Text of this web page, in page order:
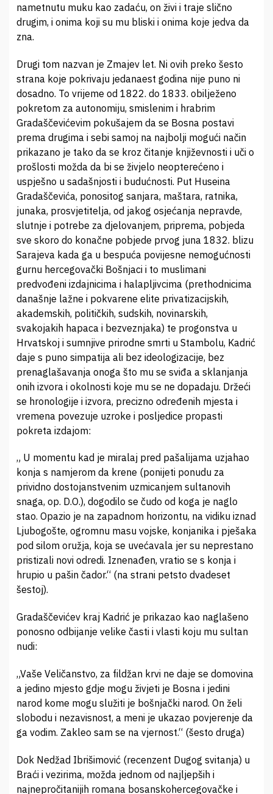
nametnutu muku kao zadaću, on živi i traje slično
drugim, i onima koji su mu bliski i onima koje jedva da
zna.
Drugi tom nazvan je Zmajev let. Ni ovih preko šesto
strana koje pokrivaju jedanaest godina nije puno ni
dosadno. To vrijeme od 1822. do 1833. obilježeno
pokretom za autonomiju, smislenim i hrabrim
Gradaščevićevim pokušajem da se Bosna postavi
prema drugima i sebi samoj na najbolji mogući način
prikazano je tako da se kroz čitanje književnosti i uči o
prošlosti možda da bi se živjelo neopterećeno i
uspješno u sadašnjosti i budućnosti. Put Huseina
Gradaščevića, ponositog sanjara, maštara, ratnika,
junaka, prosvjetitelja, od jakog osjećanja nepravde,
slutnje i potrebe za djelovanjem, priprema, pobjeda
sve skoro do konačne pobjede prvog juna 1832. blizu
Sarajeva kada ga u bespuća povijesne nemogućnosti
gurnu hercegovački Bošnjaci i to muslimani
predvođeni izdajnicima i halapljivcima (prethodnicima
današnje lažne i pokvarene elite privatizacijskih,
akademskih, političkih, sudskih, novinarskih,
svakojakih hapaca i bezveznjaka) te progonstva u
Hrvatskoj i sumnjive prirodne smrti u Stambolu, Kadrić
daje s puno simpatija ali bez ideologizacije, bez
prenaglašavanja onoga što mu se sviđa a sklanjanja
onih izvora i okolnosti koje mu se ne dopadaju. Držeći
se hronologije i izvora, precizno određenih mjesta i
vremena povezuje uzroke i posljedice propasti
pokreta izdajom:
„ U momentu kad je miralaj pred pašalijama uzjahao
konja s namjerom da krene (ponijeti ponudu za
prividno dostojanstvenim uzmicanjem sultanovih
snaga, op. D.O.), dogodilo se čudo od koga je naglo
stao. Opazio je na zapadnom horizontu, na vidiku iznad
Ljubogošte, ogromnu masu vojske, konjanika i pješaka
pod silom oružja, koja se uvećavala jer su neprestano
pristizali novi odredi. Iznenađen, vratio se s konja i
hrupio u pašin čador.“ (na strani petsto dvadeset
šestoj).
Gradaščevićev kraj Kadrić je prikazao kao naglašeno
ponosno odbijanje velike časti i vlasti koju mu sultan
nudi:
„Vaše Veličanstvo, za fildžan krvi ne daje se domovina
a jedino mjesto gdje mogu živjeti je Bosna i jedini
narod kome mogu služiti je bošnjački narod. On želi
slobodu i nezavisnost, a meni je ukazao povjerenje da
ga vodim. Zakleo sam se na vjernost.“ (šesto druga)
Dok Nedžad Ibrišimović (recenzent Dugog svitanja) u
Braći i vezirima, možda jednom od najljepših i
najnepročitanijih romana bosanskohercegovačke i